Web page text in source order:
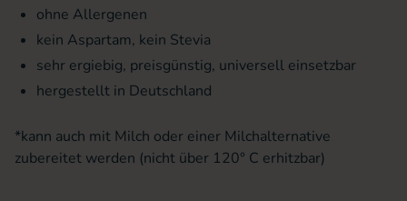
ohne Allergenen
kein Aspartam, kein Stevia
sehr ergiebig, preisgünstig, universell einsetzbar
hergestellt in Deutschland
*kann auch mit Milch oder einer Milchalternative
zubereitet werden (nicht über 120° C erhitzbar)